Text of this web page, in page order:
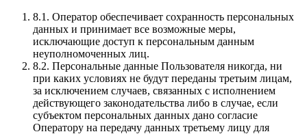
8.1. Оператор обеспечивает сохранность персональных
данных и принимает все возможные меры,
исключающие доступ к персональным данным
неуполномоченных лиц.
8.2. Персональные данные Пользователя никогда, ни
при каких условиях не будут переданы третьим лицам,
за исключением случаев, связанных с исполнением
действующего законодательства либо в случае, если
субъектом персональных данных дано согласие
Оператору на передачу данных третьему лицу для